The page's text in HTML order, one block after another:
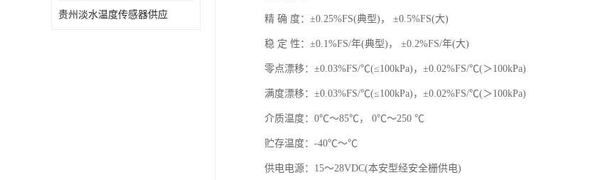
贵州淡水温度传感器供应 精 确 度：±0.25%FS(典型)， ±0.5%FS(大)
稳 定 性：±0.1%FS/年(典型)， ±0.2%FS/年(大)
零点漂移：±0.03%FS/℃(≤100kPa)，±0.02%FS/℃(＞100kPa)
满度漂移：±0.03%FS/℃(≤100kPa)，±0.02%FS/℃(＞100kPa)
介质温度：0℃～85℃， 0℃～250 ℃
贮存温度：-40℃～℃
供电电源：15～28VDC(本安型经安全栅供电)